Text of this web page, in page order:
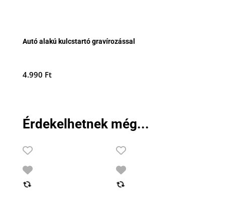
Autó alakú kulcstartó gravírozással
4.990 Ft
Érdekelhetnek még...